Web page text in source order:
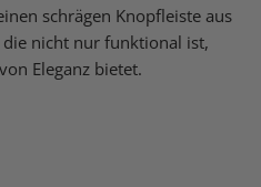
schrägen Knopfleiste aus
nicht nur funktional ist,
Eleganz bietet.